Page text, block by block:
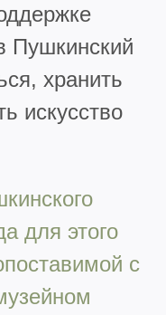
Пушкинский
хранить
искусство
для этого
с